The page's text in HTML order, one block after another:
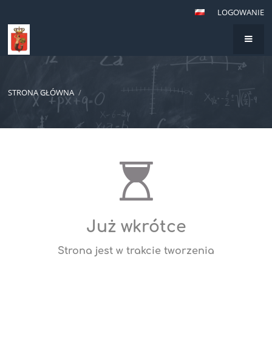
LOGOWANIE
STRONA GŁÓWNA /
Już wkrótce
Strona jest w trakcie tworzenia